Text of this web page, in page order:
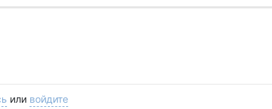
или войдите